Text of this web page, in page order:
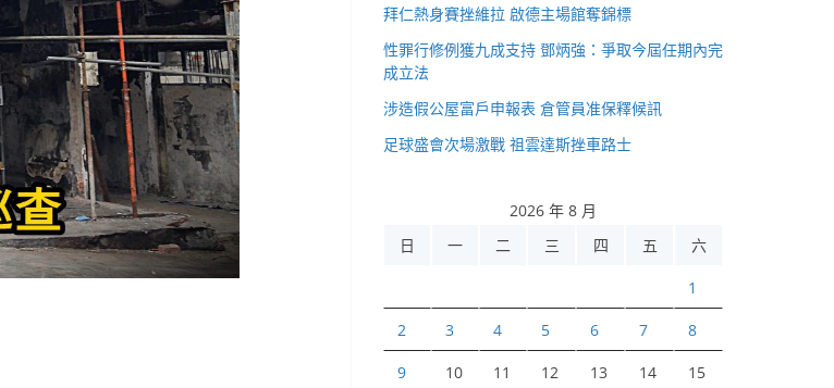
拜仁熱身賽挫維拉 啟德主場館奪錦標
性罪行修例獲九成支持 鄧炳強：爭取今屆任期內完
成立法
涉造假公屋富戶申報表 倉管員准保釋候訊
足球盛會次場激戰 祖雲達斯挫車路士
2026 年 8 月
日
一 二 三 四 五 六
1
2 3 4 5 6 7 8
9 10 11 12 13 14 15